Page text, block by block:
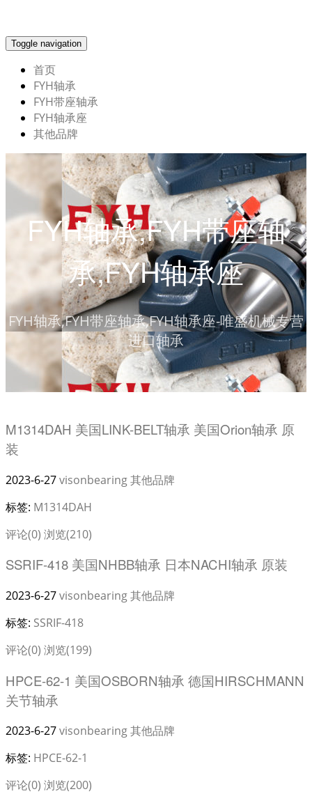
Toggle navigation
首页
FYH轴承
FYH带座轴承
FYH轴承座
其他品牌
FYH轴承,FYH带座轴
承,FYH轴承座
FYH轴承,FYH带座轴承,FYH轴承座-唯盛机械专营
进口轴承
M1314DAH 美国LINK-BELT轴承 美国Orion轴承 原
装
2023-6-27visonbearing其他品牌
标签: M1314DAH
评论(0) 浏览(210)
SSRIF-418 美国NHBB轴承 日本NACHI轴承 原装
2023-6-27visonbearing其他品牌
标签: SSRIF-418
评论(0) 浏览(199)
HPCE-62-1 美国OSBORN轴承 德国HIRSCHMANN
关节轴承
2023-6-27visonbearing其他品牌
标签: HPCE-62-1
评论(0) 浏览(200)